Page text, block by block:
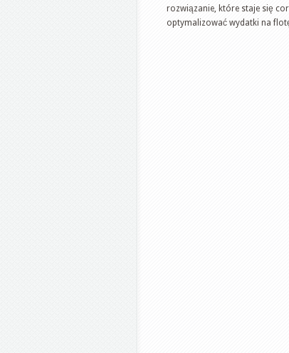
rozwiązanie, które staje się
optymalizować wydatki na